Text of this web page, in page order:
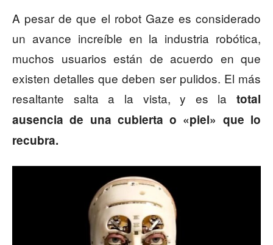
A pesar de que el robot Gaze es considerado
un avance increíble en la industria robótica,
muchos usuarios están de acuerdo en que
existen detalles que deben ser pulidos. El más
resaltante salta a la vista, y es la total
ausencia de una cubierta o «piel» que lo
recubra.